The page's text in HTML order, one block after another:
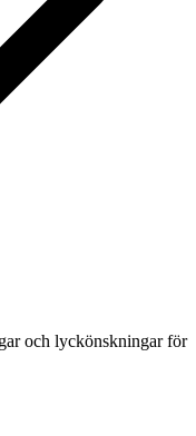
och lyckönskningar för